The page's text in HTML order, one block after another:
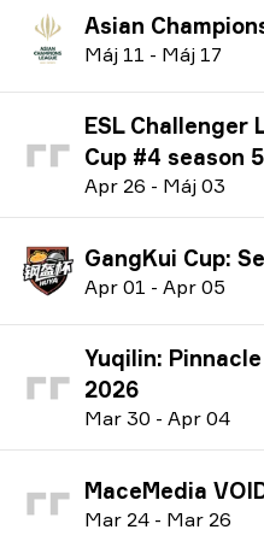
Asian
Máj 11 - Máj 17
ESL Challenger
Cup #4 season
Apr 26 - Máj 03
GangKui Cup:
Apr 01 - Apr 05
Yuqilin:
2026
Mar 30 - Apr 04
MaceMedia
Mar 24 - Mar 26